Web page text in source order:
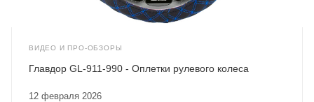
ВИДЕО И ПРО-ОБЗОРЫ
12 февраля 2026
Главдор GL-911-990 - Оплетки рулевого колеса